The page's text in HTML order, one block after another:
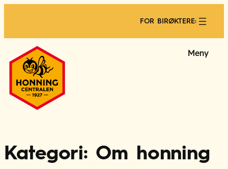
FOR BIRØKTERE:
Meny
Kategori: Om honning